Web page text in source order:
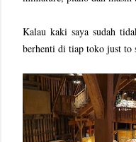
Kalau kaki saya sudah
berhenti di tiap toko just to